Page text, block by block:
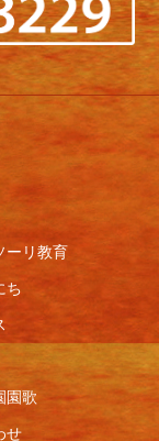
ーリ教育
ち
園歌
せ